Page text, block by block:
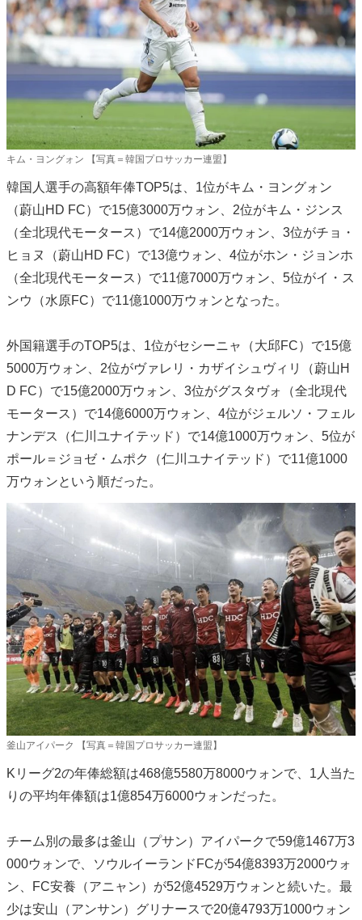
キム・ヨングォン 【写真＝韓国プロサッカー連盟】
韓国人選手の高額年俸TOP5は、1位がキム・ヨングォン
（蔚山HD FC）で15億3000万ウォン、2位がキム・ジンス
（全北現代モータース）で14億2000万ウォン、3位がチョ・
ヒョヌ（蔚山HD FC）で13億ウォン、4位がホン・ジョンホ
（全北現代モータース）で11億7000万ウォン、5位がイ・ス
ンウ（水原FC）で11億1000万ウォンとなった。
外国籍選手のTOP5は、1位がセシーニャ（大邱FC）で15億
5000万ウォン、2位がヴァレリ・カザイシュヴィリ（蔚山H
D FC）で15億2000万ウォン、3位がグスタヴォ（全北現代
モータース）で14億6000万ウォン、4位がジェルソ・フェル
ナンデス（仁川ユナイテッド）で14億1000万ウォン、5位が
ポール＝ジョゼ・ムポク（仁川ユナイテッド）で11億1000
万ウォンという順だった。
釜山アイパーク 【写真＝韓国プロサッカー連盟】
Kリーグ2の年俸総額は468億5580万8000ウォンで、1人当た
りの平均年俸額は1億854万6000ウォンだった。
チーム別の最多は釜山（プサン）アイパークで59億1467万3
000ウォンで、ソウルイーランドFCが54億8393万2000ウォ
ン、FC安養（アニャン）が52億4529万ウォンと続いた。最
少は安山（アンサン）グリナースで20億4793万1000ウォン